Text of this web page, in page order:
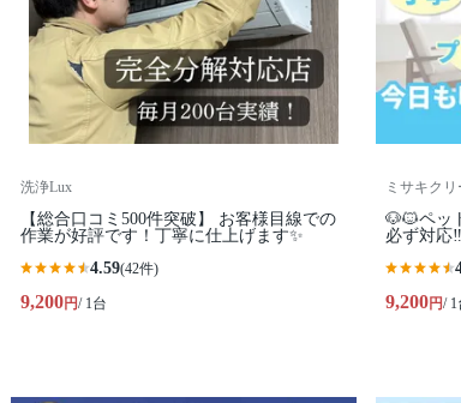
洗浄Lux
【総合口コミ500件突破】 お客様目線での
作業が好評です！丁寧に仕上げます✨
4.59(42件)
9,200円/ 1台
ミサキクリ
🐶🐱ペッ
必ず対応
9,200円/ 1